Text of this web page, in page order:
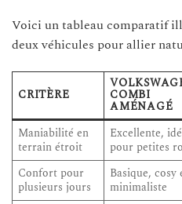
Voici un tableau comparatif
deux véhicules pour allier
CRITÈRE COMBI
AMÉNAGÉ
Maniabilité en
terrain étroit
Excellente,
pour petites
Confort pour
plusieurs jours
Basique, cosy
minimaliste